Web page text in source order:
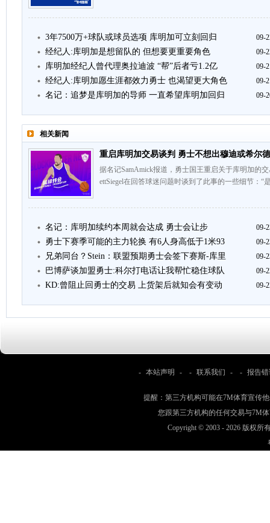
3年7500万+球队或球员选项 库明加可立刻回归 09-
经纪人:库明加是想留队的 但想要更重要角色 09-
库明加经纪人曾代理奥拉迪波 “帮”后者亏1.2亿 09-
经纪人:库明加愿生涯都效力勇士 也渴望更大角色 09-
名记：追梦是库明加的导师 一直希望库明加回归 09-
相关新闻
重启库明加交易谈判 勇士不想出穆迪或希尔德
据名记SamAmick报道，勇士国王重启关于库明加的
ettSiegel在回答球迷问题时谈到了此事的一些细节：
名记：库明加续约本周就会达成 勇士会让步 09-
勇士下赛季可能的主力轮换 有6人身高低于1米93 09-
兄弟同台？Stein：联盟预期勇士会签下赛斯-库里 09-
巴博萨谈加盟勇士:科尔打电话让我帮忙稳住球队 09-
KD:曾阻止回勇士的交易 上货架后就知会有变动 09-
- 本站声明 - - 联系我们 - - 报告
提醒：第三方机构可能在7M体育宣传
您跟第三方机构的任何交易与7M
Copyright © 2003 - 2026 版权所